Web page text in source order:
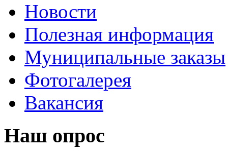
Новости
Полезная информация
Муниципальные заказы
Фотогалерея
Вакансия
Наш опрос